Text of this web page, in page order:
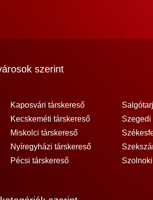
szerint
Kaposvári társkereső
Kecskeméti társkereső
Miskolci társkereső
Nyíregyházi társkereső
Pécsi társkereső
Szegedi